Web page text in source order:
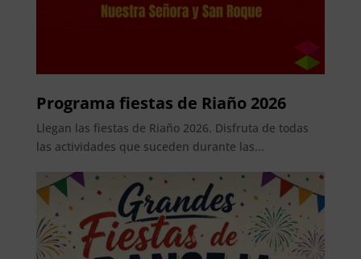
Programa fiestas de Riaño 2026
Llegan las fiestas de Riaño 2026. Disfruta de todas
las actividades que suceden durante las...